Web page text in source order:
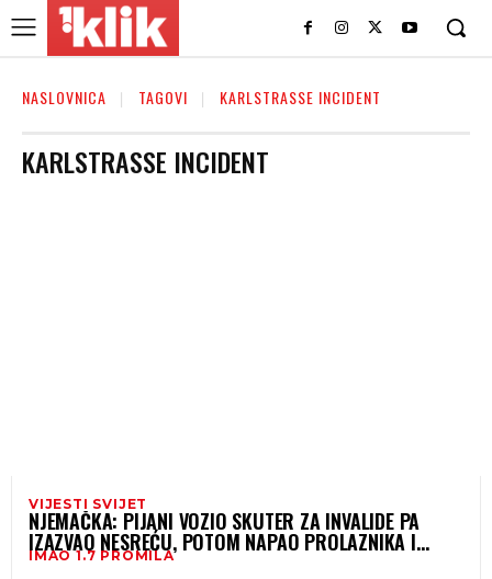
NASLOVNICA TAGOVI KARLSTRASSE INCIDENT
KARLSTRASSE INCIDENT
VIJESTI SVIJET
NJEMAČKA: PIJANI VOZIO SKUTER ZA INVALIDE PA
IZAZVAO NESREĆU, POTOM NAPAO PROLAZNIKA I
POLICIJU
IMAO 1.7 PROMILA